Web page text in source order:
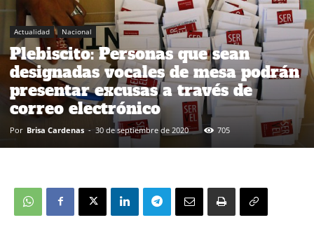
Actualidad Nacional
Plebiscito: Personas que sean
designadas vocales de mesa podrán
presentar excusas a través de
correo electrónico
Por Brisa Cardenas - 30 de septiembre de 2020 705